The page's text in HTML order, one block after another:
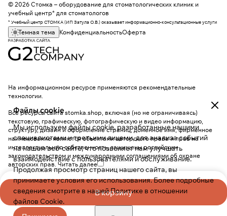
В корзину
Файлы cookie
Мы используем файлы cookie, разработанные нашими
специалистами и третьими лицами, для анализа событий
на нашем веб-сайте, что позволяет нам улучшать
взаимодействие с пользователями и обслуживание.
Продолжая просмотр страниц нашего сайта, вы
принимаете условия его использования. Более подробные
сведения смотрите в нашейПолитике в отношении
файлов Cookie.
© 2026 Стомка – оборудование для стоматологических клиник и
учебный центр* для стоматологов
* Учебный центр СТОМКА (ИП Затула О.В.) оказывает информационно-консультационные услуги
Темная тема КонфиденциальностьОферта
На информационном ресурсе применяются рекомендательные
технологии.
Все ресурсы сайта stomka.shop, включая (но не ограничиваясь)
текстовую, графическую, фотографическую и видео информацию,
структуру, дизайн и оформление страниц, доменное имя, фирменное
наименование являются объектами авторского права и прав на
интеллектуальную собственность, защищены российским
законодательством и международными соглашениями об охране
авторских прав. Читать далее